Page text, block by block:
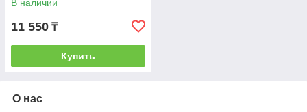
В наличии
11 550 ₸
Купить
О нас